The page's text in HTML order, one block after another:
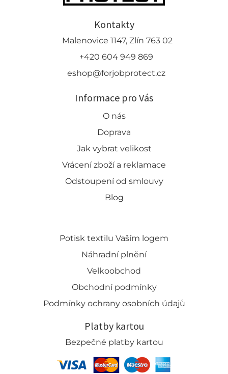
Kontakty
Malenovice 1147, Zlín 763 02
+420 604 949 869
eshop@forjobprotect.cz
Informace pro Vás
O nás
Doprava
Jak vybrat velikost
Vrácení zboží a reklamace
Odstoupení od smlouvy
Blog
Potisk textilu Vaším logem
Náhradní plnění
Velkoobchod
Obchodní podmínky
Podmínky ochrany osobních údajů
Platby kartou
Bezpečné platby kartou